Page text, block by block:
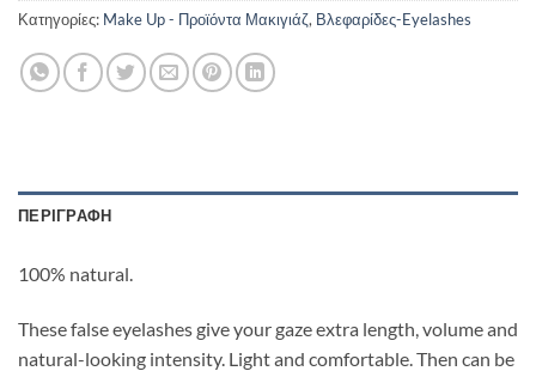
Κατηγορίες: Make Up - Προϊόντα Μακιγιάζ, Βλεφαρίδες-Eyelashes
ΠΕΡΙΓΡΑΦΉ
100% natural.
These false eyelashes give your gaze extra length, volume and
natural-looking intensity. Light and comfortable. Then can be